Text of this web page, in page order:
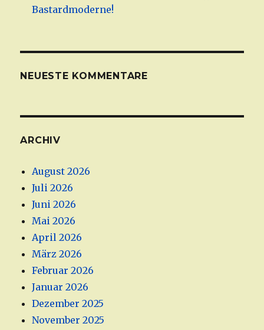
Bastardmoderne!
NEUESTE KOMMENTARE
ARCHIV
August 2026
Juli 2026
Juni 2026
Mai 2026
April 2026
März 2026
Februar 2026
Januar 2026
Dezember 2025
November 2025